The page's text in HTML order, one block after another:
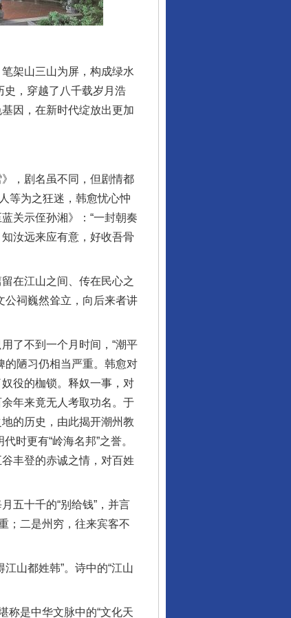
架山三山为屏，构成绿水
史，穿越了八千载岁月浩
因，在新时代绽放出更加
，剧名虽不同，但剧情都
等为之狂迷，韩愈忧心忡
关示侄孙湘》：“一封朝奏
汝远来应有意，好收吾骨
在江山之间、传在民心之
公祠巍然耸立，向后来者讲
了不到一个月时间，“潮平
的陋习仍相当严重。韩愈对
役的枷锁。释奴一事，对
年来竟无人考取功名。于
的历史，由此揭开潮州教
时更有“岭海名邦”之誉。
丰登的赤诚之情，对百姓
五十千的“别给钱”，并言
；二是州穷，往来宾客不
山都姓韩”。诗中的“江山
是中华文脉中的“文化天